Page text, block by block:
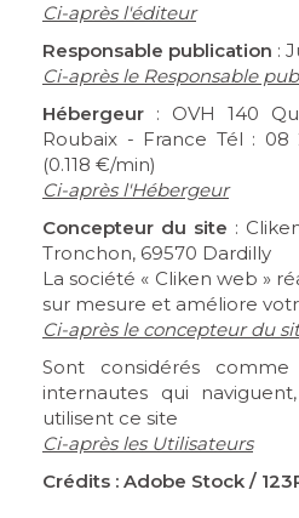
Ci-après l'éditeur
Responsable publication :
Ci-après le Responsable
Hébergeur : OVH 140
Roubaix - France Tél : 08
(0.118 €/min)
Ci-après l'Hébergeur
Concepteur du site :
Tronchon, 69570 Dardilly
La société « Cliken web »
sur mesure et améliore
Ci-après le concepteur du
Sont considérés
internautes qui
utilisent ce site
Ci-après les Utilisateurs
Crédits : Adobe Stock /